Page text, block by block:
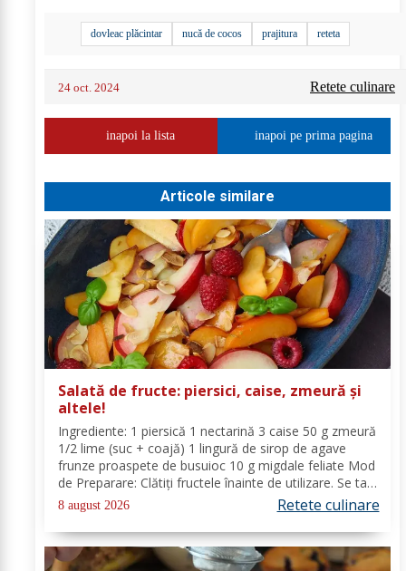
dovleac plăcintar nucă de cocos prajitura reteta
24 oct. 2024 Retete culinare
inapoi la lista inapoi pe prima pagina
Articole similare
Salată de fructe: piersici, caise, zmeură și
altele!
Ingrediente: 1 piersică 1 nectarină 3 caise 50 g zmeură
1/2 lime (suc + coajă) 1 lingură de sirop de agave
frunze proaspete de busuioc 10 g migdale feliate Mod
de Preparare: Clătiți fructele înainte de utilizare. Se taie
piersicile, nectarinele și caisele în felii subțiri. Stoarceți
lămâia și...
8 august 2026 Retete culinare